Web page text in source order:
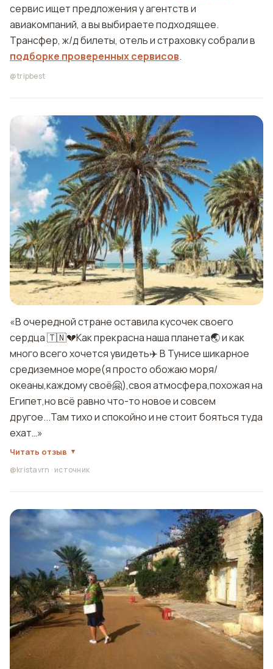
сервис ищет предложения у агентств и
авиакомпаний, а вы выбираете подходящее.
Трансфер, ж/д билеты, отель и страховку собрали в
подборке проверенных сервисов.
@tripbest
«В очередной стране оставила кусочек своего
сердца 🇹🇳💔Как прекрасна наша планета🌏 и как
много всего хочется увидеть✈️ В Тунисе шикарное
средиземное море(я просто обожаю моря/
океаны,каждому своё🤗),своя атмосфера,похожая на
Египет,но всё равно что-то новое и совсем
другое...Там тихо и спокойно и не стоит бояться туда
ехат…»
Читать отзыв
@kristavrn · источник